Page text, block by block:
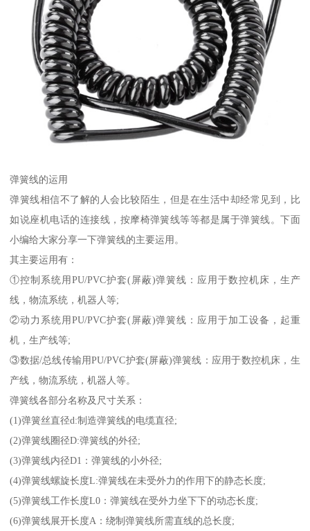
弹簧线的运用
弹簧线相信不了解的人会比较陌生，但是在生活中却经常见到，比
如说座机电话的连接线，按摩椅弹簧线等等都是属于弹簧线。下面
小编给大家分享一下弹簧线的主要运用。
其主要运用有：
①控制系统用PU/PVC护套(屏蔽)弹簧线：应用于数控机床，生产
线，物流系统，机器人等;
②动力系统用PU/PVC护套(屏蔽)弹簧线：应用于加工设备，起重
机，生产线等;
③数据/总线传输用PU/PVC护套(屏蔽)弹簧线：应用于数控机床，生
产线，物流系统，机器人等。
弹簧线各部分名称及尺寸关系：
(1)弹簧丝直径d:制造弹簧线的电缆直径;
(2)弹簧线圈径D:弹簧线的外径;
(3)弹簧线内径D1：弹簧线的小外径;
(4)弹簧线螺旋长度L:弹簧线在未受外力的作用下的静态长度;
(5)弹簧线工作长度L0：弹簧线在受外力坐下下的动态长度;
(6)弹簧线展开长度A：绕制弹簧线所需直线的总长度;